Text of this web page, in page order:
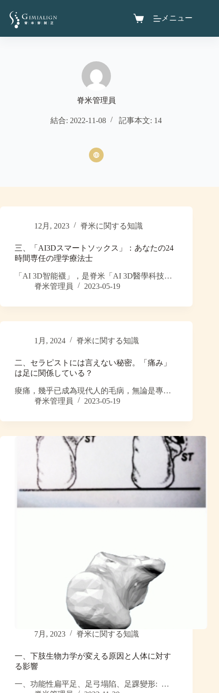
メニュー
脊米管理員
結合: 2022-11-08 記事本文: 14
12月, 2023 脊米に関する知識
三、「AI3Dスマートソックス」：あなたの24
時間専任の理学療法士
「AI 3D智能襪」，是脊米「AI 3D醫學科技…
脊米管理員
2023-05-19
1月, 2024 脊米に関する知識
二、セラピストには言えない秘密。「痛み」
は足に関係している？
痠痛，幾乎已成為現代人的毛病，無論是專…
脊米管理員
2023-05-19
7月, 2023 脊米に関する知識
一、下肢生物力学が変える原因と人体に対す
る影響
一、功能性扁平足、足弓塌陷、足踝變形: …